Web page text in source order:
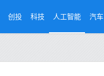
创投 科技 人工智能 汽车